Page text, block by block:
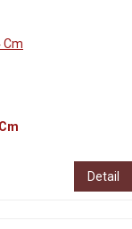
Detail